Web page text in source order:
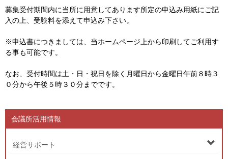
募集受付期間内に当所に用意してあります所定の申込み用紙にご記
入の上、受験料を添えて申込み下さい。
※申込書につきましては、当ホームページ上から印刷してご利用す
る事も可能です。
なお、受付時間は土・日・祝日を除く月曜日から金曜日午前８時３
０分から午後５時３０分までです。
会議所活用情報
経営サポート